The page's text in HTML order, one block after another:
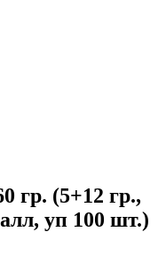
гр. (5+12 гр.,
уп 100 шт.)